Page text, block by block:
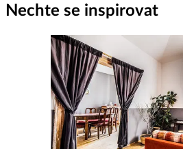
1
of
Nechte se inspirovat